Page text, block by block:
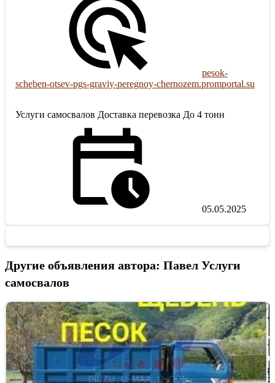
pesok-
scheben-otsev-pgs-graviy-peregnoy-chernozem.promportal.su
Услуги самосвалов Доставка перевозка До 4 тонн
05.05.2025
Другие объявления автора: Павел Услуги
самосвалов